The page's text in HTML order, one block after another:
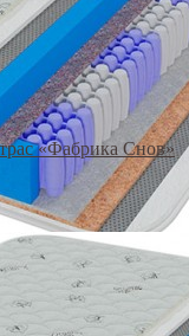
«Фабрика Снов»